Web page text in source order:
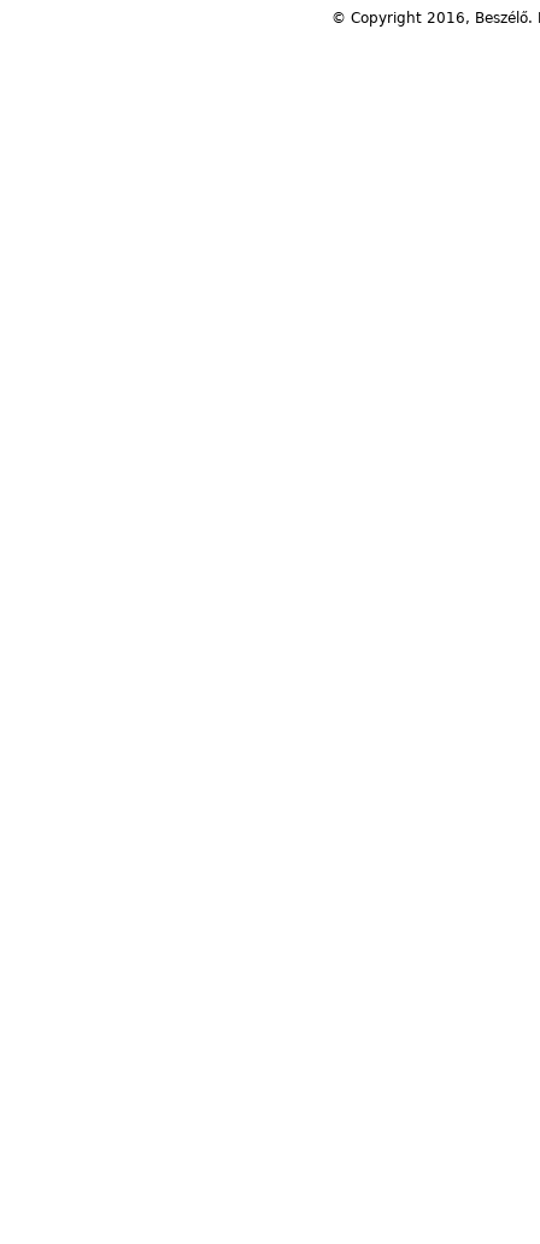
© Copyright 2016,